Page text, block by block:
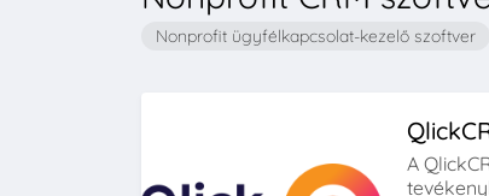
Nonprofit ügyfélkapcsolat-kezelő szoftver
A